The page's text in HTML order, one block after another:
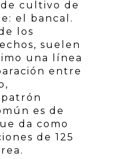
cultivo de
el bancal.
los
suelen
una línea
entre
es de
da como
de 125